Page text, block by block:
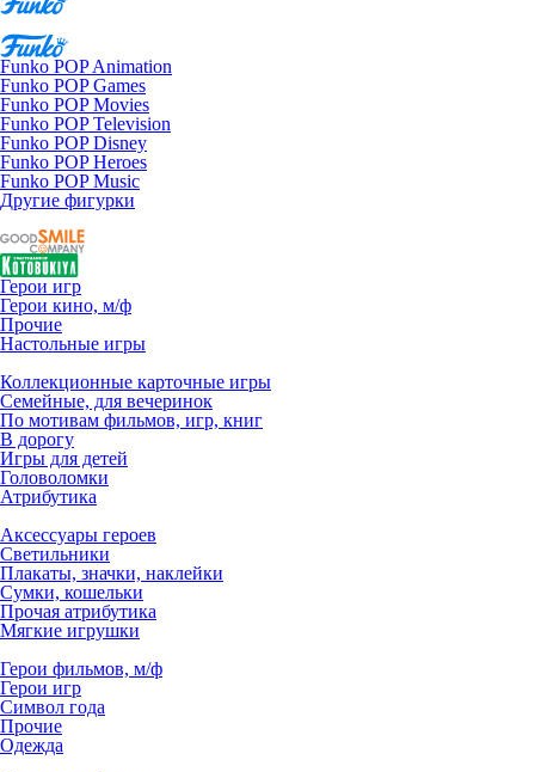
Funko POP Animation
Funko POP Games
Funko POP Movies
Funko POP Television
Funko POP Disney
Funko POP Heroes
Funko POP Music
Другие фигурки
Герои игр
Герои кино, м/ф
Прочие
Настольные игры
Коллекционные карточные игры
Семейные, для вечеринок
По мотивам фильмов, игр, книг
В дорогу
Игры для детей
Головоломки
Атрибутика
Аксессуары героев
Светильники
Плакаты, значки, наклейки
Сумки, кошельки
Прочая атрибутика
Мягкие игрушки
Герои фильмов, м/ф
Герои игр
Символ года
Прочие
Одежда